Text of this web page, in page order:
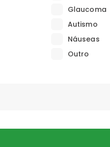
Glaucoma
Autismo
Náuseas
Outro